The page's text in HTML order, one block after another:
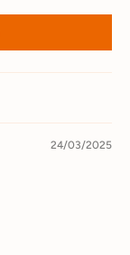
24/03/2025